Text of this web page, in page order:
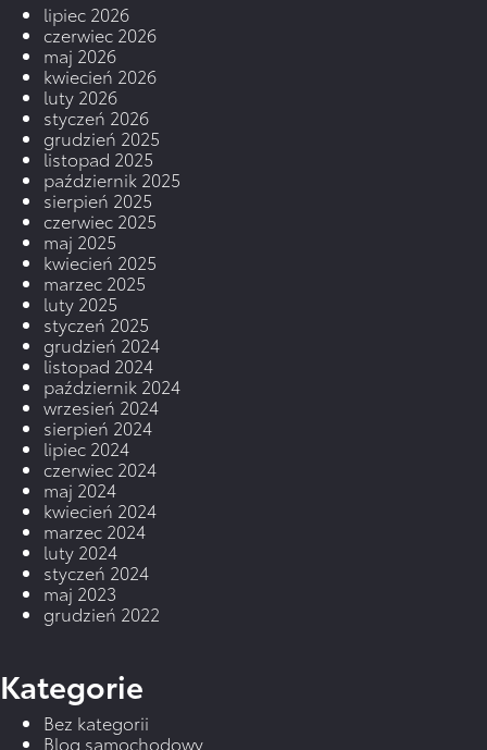
lipiec 2026
czerwiec 2026
maj 2026
kwiecień 2026
luty 2026
styczeń 2026
grudzień 2025
listopad 2025
październik 2025
sierpień 2025
czerwiec 2025
maj 2025
kwiecień 2025
marzec 2025
luty 2025
styczeń 2025
grudzień 2024
listopad 2024
październik 2024
wrzesień 2024
sierpień 2024
lipiec 2024
czerwiec 2024
maj 2024
kwiecień 2024
marzec 2024
luty 2024
styczeń 2024
maj 2023
grudzień 2022
Kategorie
Bez kategorii
Blog samochodowy